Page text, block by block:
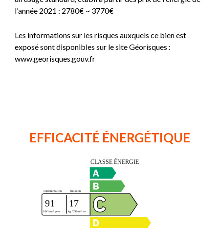
l'année 2021 : 2780€ ~ 3770€
Les informations sur les risques auxquels ce bien est
exposé sont disponibles sur le site Géorisques :
www.georisques.gouv.fr
EFFICACITÉ ÉNERGÉTIQUE